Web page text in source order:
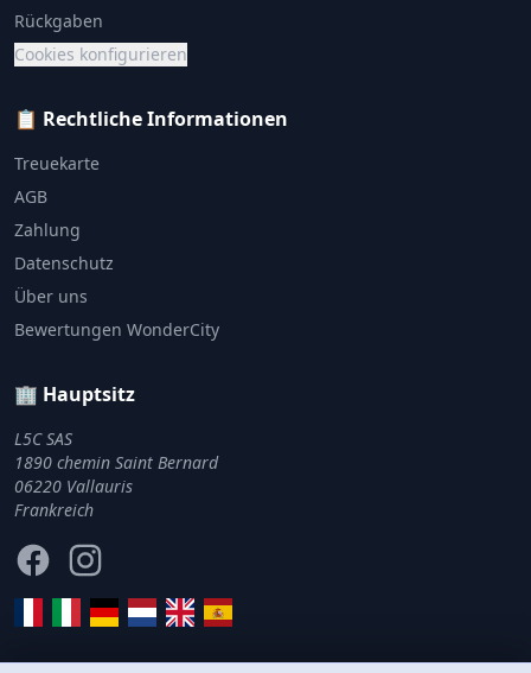
Rückgaben
Cookies konfigurieren
📋 Rechtliche Informationen
Treuekarte
AGB
Zahlung
Datenschutz
Über uns
Bewertungen WonderCity
🏢 Hauptsitz
L5C SAS
1890 chemin Saint Bernard
06220 Vallauris
Frankreich
FacebookInstagram